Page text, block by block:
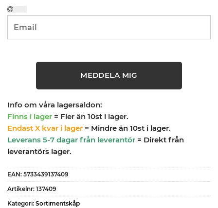
MEDDELA MIG
Info om våra lagersaldon:
Finns i lager = Fler än 10st i lager.
Endast X kvar i lager = Mindre än 10st i lager.
Leverans 5-7 dagar från leverantör = Direkt från
leverantörs lager.
EAN: 5733439137409
Artikelnr: 137409
Kategori: Sortimentskåp